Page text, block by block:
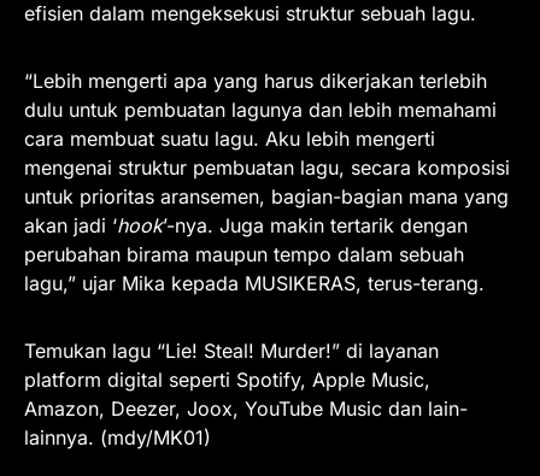
efisien dalam mengeksekusi struktur sebuah lagu.
“Lebih mengerti apa yang harus dikerjakan terlebih
dulu untuk pembuatan lagunya dan lebih memahami
cara membuat suatu lagu. Aku lebih mengerti
mengenai struktur pembuatan lagu, secara komposisi
untuk prioritas aransemen, bagian-bagian mana yang
akan jadi ‘hook’-nya. Juga makin tertarik dengan
perubahan birama maupun tempo dalam sebuah
lagu,” ujar Mika kepada MUSIKERAS, terus-terang.
Temukan lagu “Lie! Steal! Murder!” di layanan
platform digital seperti Spotify, Apple Music,
Amazon, Deezer, Joox, YouTube Music dan lain-
lainnya. (mdy/MK01)